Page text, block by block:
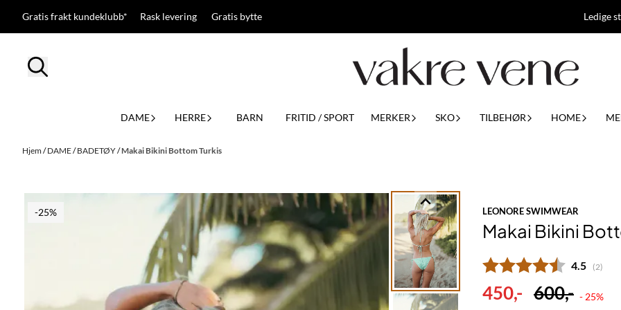
Hopp til innhold
Gratis frakt kundeklubb* Rask levering Gratis bytte Ledige
DAME HERRE BARN FRITID / SPORT MERKER SKO TILBEHØR HOME
Hjem/DAME/BADETØY/Makai Bikini Bottom Turkis
-25% LEONORE SWIMWEAR
Makai Bikini
4.5 (2)
450,- 600,- - 25%